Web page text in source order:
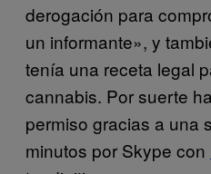
derogación para
un informante», y
tenía una receta legal
cannabis. Por suerte
permiso gracias a una
minutos por Skype con